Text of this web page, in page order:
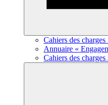
Cahiers des
Annuaire «
Cahiers des